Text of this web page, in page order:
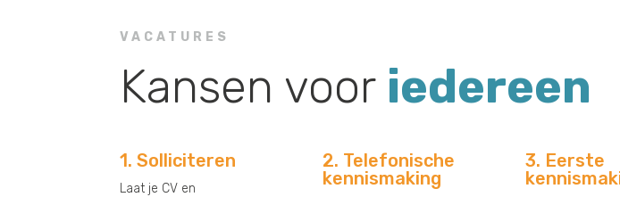
VACATURES
Kansen voor iedereen
1. Solliciteren
Laat je CV en
2. Telefonische
kennismaking
3. Eerste